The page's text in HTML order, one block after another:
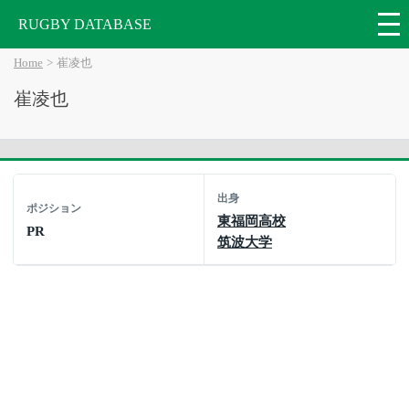
RUGBY DATABASE
Home 崔凌也
崔凌也
ポジション
PR
出身
東福岡高校
筑波大学